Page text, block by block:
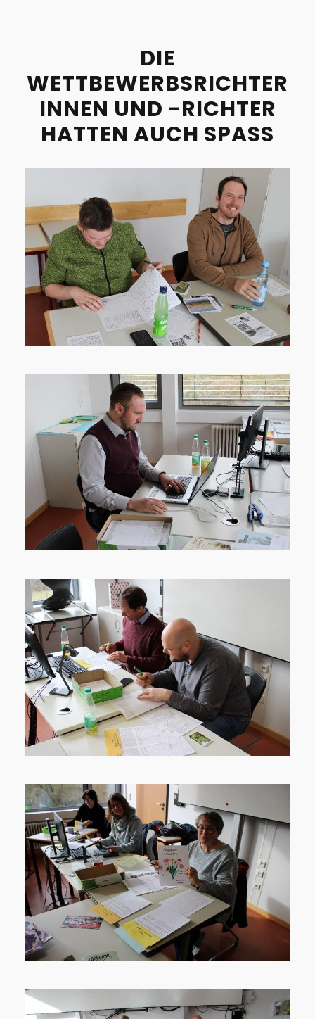
DIE
WETTBEWERBSRICHTER
INNEN UND -RICHTER
HATTEN AUCH SPASS